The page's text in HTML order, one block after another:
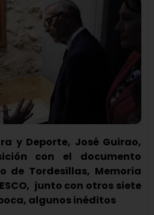
y Deporte, José Guirao,
con el documento
de Tordesillas, Memoria
junto con otros siete
algunos inéditos